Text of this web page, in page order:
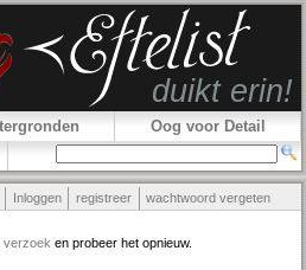
Oog voor Detail
Inloggen registreer wachtwoord vergeten
verzoek en probeer het opnieuw.